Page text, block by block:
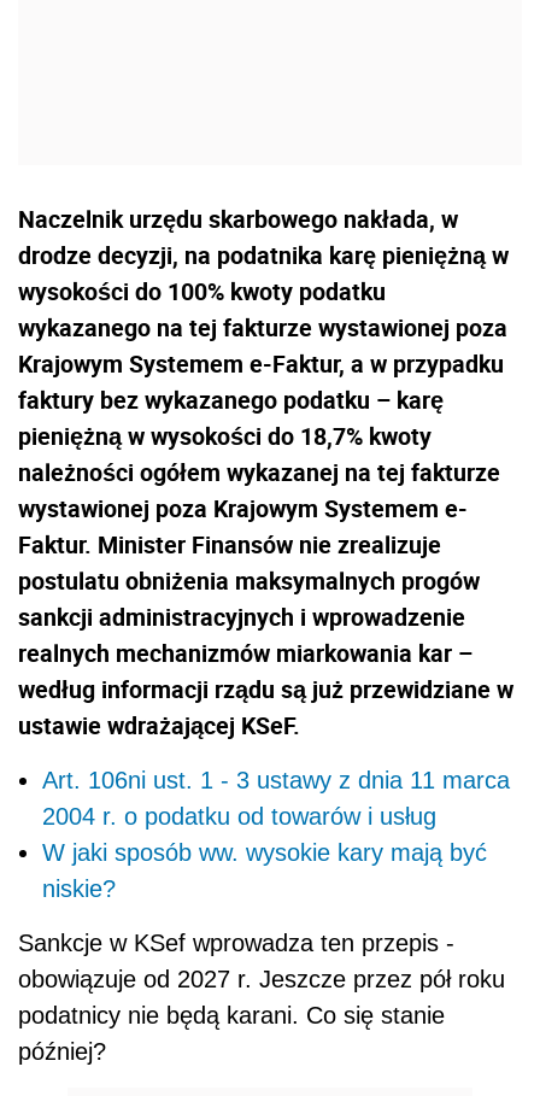
Naczelnik urzędu skarbowego nakłada, w
drodze decyzji, na podatnika karę pieniężną w
wysokości do 100% kwoty podatku
wykazanego na tej fakturze wystawionej poza
Krajowym Systemem e-Faktur, a w przypadku
faktury bez wykazanego podatku – karę
pieniężną w wysokości do 18,7% kwoty
należności ogółem wykazanej na tej fakturze
wystawionej poza Krajowym Systemem e-
Faktur. Minister Finansów nie zrealizuje
postulatu obniżenia maksymalnych progów
sankcji administracyjnych i wprowadzenie
realnych mechanizmów miarkowania kar –
według informacji rządu są już przewidziane w
ustawie wdrażającej KSeF.
Art. 106ni ust. 1 - 3 ustawy z dnia 11 marca
2004 r. o podatku od towarów i usług
W jaki sposób ww. wysokie kary mają być
niskie?
Sankcje w KSef wprowadza ten przepis -
obowiązuje od 2027 r. Jeszcze przez pół roku
podatnicy nie będą karani. Co się stanie
później?